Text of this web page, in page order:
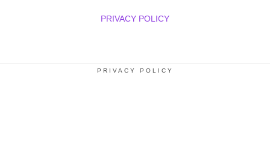
PRIVACY POLICY
PRIVACY POLICY